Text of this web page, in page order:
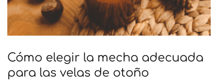
Cómo elegir la mecha adecuada
para las velas de otoño